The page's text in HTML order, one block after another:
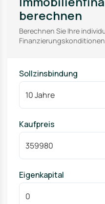
Stadtgrenze München
Kaufbeuren
Ammersee-Region
Damit ist Waal optimal für
eine gute Erreichbarkeit
berechnen
Berechnen Sie Ihre
Finanzierungskonditionen
Sollzinsbindung
Kaufpreis
Eigenkapital